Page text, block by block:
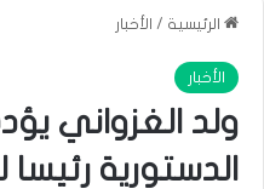
الرئيسية / الأخبار
الأخبار
ولد الغزواني
الدستورية رئيسا